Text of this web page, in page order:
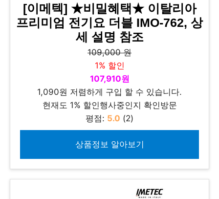
[이메텍] ★비밀혜택★ 이탈리아
프리미엄 전기요 더블 IMO-762, 상
세 설명 참조
109,000 원
1% 할인
107,910원
1,090원 저렴하게 구입 할 수 있습니다.
현재도 1% 할인행사중인지 확인방문
평점: 5.0 (2)
상품정보 알아보기